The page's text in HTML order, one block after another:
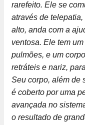
rarefeito. Ele se
através de
alto, anda com a
ventosa. Ele tem
pulmões, e um
retráteis e nariz,
Seu corpo, além de
é coberto por uma
avançada no
o resultado de